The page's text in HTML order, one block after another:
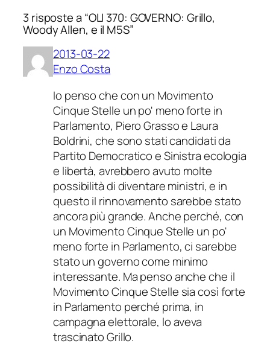
3 risposte a “OLI 370: GOVERNO: Grillo,
Woody Allen, e il M5S”
2013-03-22
Enzo Costa
Io penso che con un Movimento
Cinque Stelle un po' meno forte in
Parlamento, Piero Grasso e Laura
Boldrini, che sono stati candidati da
Partito Democratico e Sinistra ecologia
e libertà, avrebbero avuto molte
possibilità di diventare ministri, e in
questo il rinnovamento sarebbe stato
ancora più grande. Anche perché, con
un Movimento Cinque Stelle un po'
meno forte in Parlamento, ci sarebbe
stato un governo come minimo
interessante. Ma penso anche che il
Movimento Cinque Stelle sia così forte
in Parlamento perché prima, in
campagna elettorale, lo aveva
trascinato Grillo.